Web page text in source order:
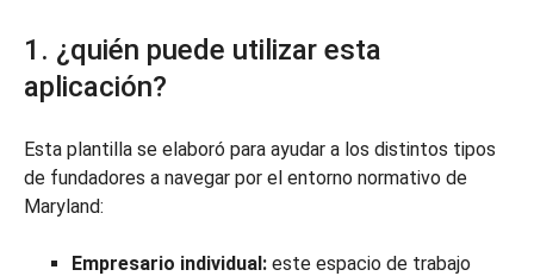
1. ¿quién puede utilizar esta
aplicación?
Esta plantilla se elaboró para ayudar a los distintos tipos
de fundadores a navegar por el entorno normativo de
Maryland:
Empresario individual: este espacio de trabajo